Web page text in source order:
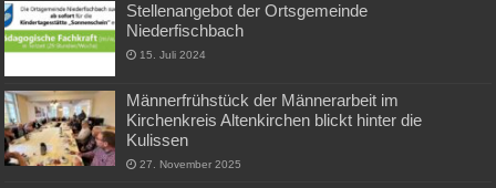
Stellenangebot der Ortsgemeinde
Niederfischbach
15. Juli 2024
Männerfrühstück der Männerarbeit im
Kirchenkreis Altenkirchen blickt hinter die
Kulissen
27. November 2025